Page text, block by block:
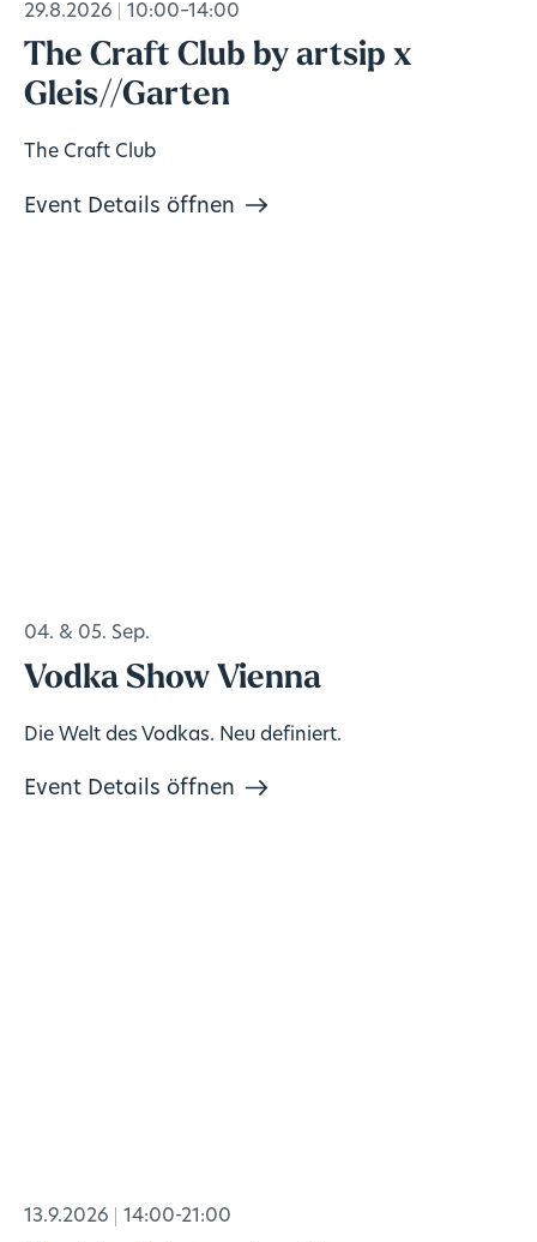
29.8.2026 10:00–14:00
The Craft Club by artsip x
Gleis//Garten
The Craft Club
Event Details öffnen
04. & 05. Sep.
Vodka Show Vienna
Die Welt des Vodkas. Neu definiert.
Event Details öffnen
13.9.2026 14:00-21:00